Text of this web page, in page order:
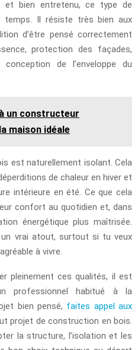
et bien entretenu, ce type de
temps. Il résiste très bien aux
d’être pensé correctement
protection des façades,
de l’enveloppe du
un constructeur
maison idéale
est naturellement isolant. Cela
de chaleur en hiver et
intérieure en été. Ce que cela
confort au quotidien et, dans
énergétique plus maîtrisée.
un vrai atout, surtout si tu veux
à vivre.
pleinement ces qualités, il est
professionnel habitué à la
bien pensé, faites appel aux
projet de construction en bois.
la structure, l’isolation et les